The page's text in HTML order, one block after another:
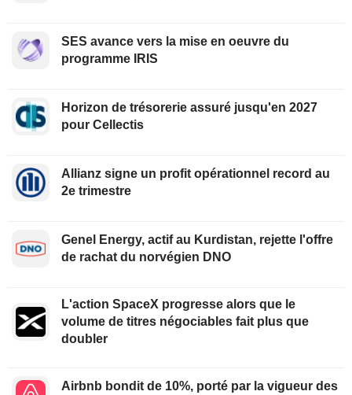
SES avance vers la mise en oeuvre du
programme IRIS
Horizon de trésorerie assuré jusqu'en 2027
pour Cellectis
Allianz signe un profit opérationnel record au
2e trimestre
Genel Energy, actif au Kurdistan, rejette l'offre
de rachat du norvégien DNO
L'action SpaceX progresse alors que le
volume de titres négociables fait plus que
doubler
Airbnb bondit de 10%, porté par la vigueur des